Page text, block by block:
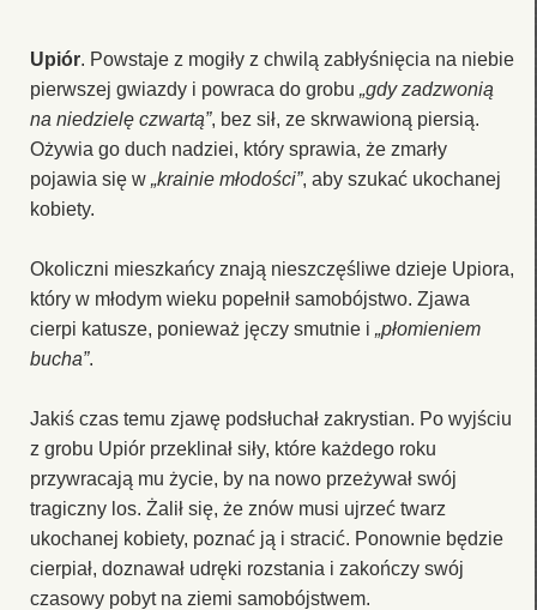
Upiór. Powstaje z mogiły z chwilą zabłyśnięcia na niebie
pierwszej gwiazdy i powraca do grobu „gdy zadzwonią
na niedzielę czwartą”, bez sił, ze skrwawioną piersią.
Ożywia go duch nadziei, który sprawia, że zmarły
pojawia się w „krainie młodości”, aby szukać ukochanej
kobiety.
Okoliczni mieszkańcy znają nieszczęśliwe dzieje Upiora,
który w młodym wieku popełnił samobójstwo. Zjawa
cierpi katusze, ponieważ jęczy smutnie i „płomieniem
bucha”.
Jakiś czas temu zjawę podsłuchał zakrystian. Po wyjściu
z grobu Upiór przeklinał siły, które każdego roku
przywracają mu życie, by na nowo przeżywał swój
tragiczny los. Żalił się, że znów musi ujrzeć twarz
ukochanej kobiety, poznać ją i stracić. Ponownie będzie
cierpiał, doznawał udręki rozstania i zakończy swój
czasowy pobyt na ziemi samobójstwem.